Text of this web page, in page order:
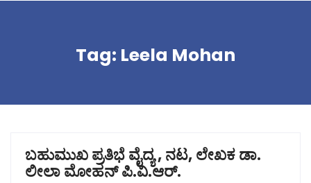
Tag: Leela Mohan
ಬಹುಮುಖ ಪ್ರತಿಭೆ ವೈದ್ಯ , ನಟ, ಲೇಖಕ ಡಾ.
ಲೀಲಾ ಮೋಹನ್ ಪಿ.ವಿ.ಆರ್.